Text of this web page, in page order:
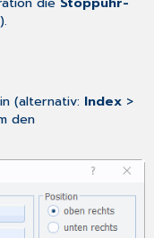
(alternativ: Index >
den